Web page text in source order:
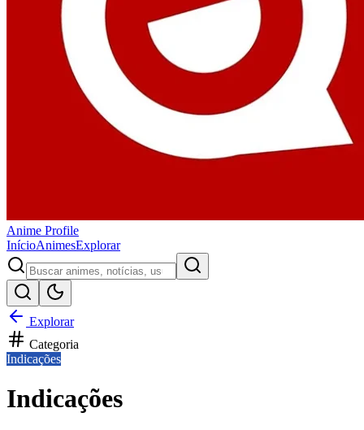
Anime Profile
InícioAnimesExplorar
Explorar
Categoria
Indicações
Indicações